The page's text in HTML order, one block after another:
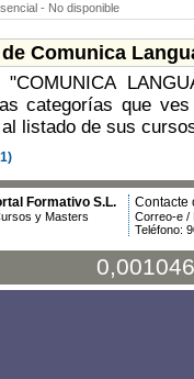
- No disponible
Comunica
categorías que
listado de sus
Formativo S.L.
y Masters
Contacte
Correo-e /
Teléfono: